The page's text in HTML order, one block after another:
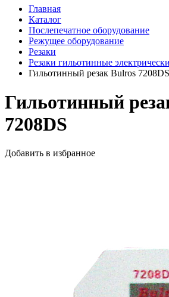
Главная
Каталог
Послепечатное оборудование
Режущее оборудование
Резаки
Резаки гильотинные
Гильотинный резак Bulros 7208DS
Гильотинный
7208DS
Добавить в избранное